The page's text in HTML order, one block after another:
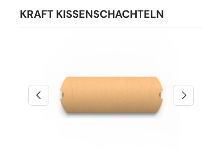
KRAFT KISSENSCHACHTELN
Vorherige Nächste